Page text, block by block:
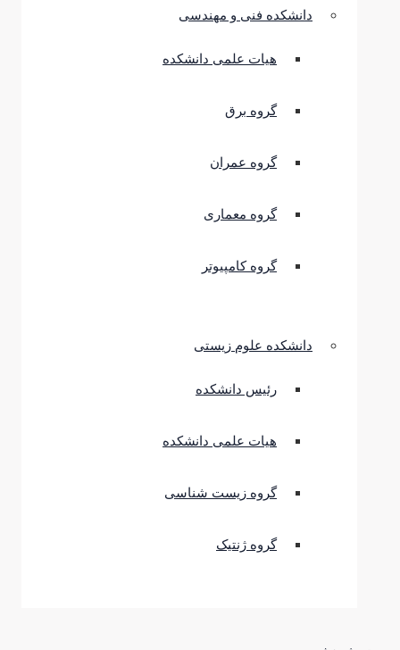
دانشکده فنی و مهندسی
هیات علمی دانشکده
گروه برق
گروه عمران
گروه معماری
گروه کامپیوتر
دانشکده علوم زیستی
رئیس دانشکده
هیات علمی دانشکده
گروه زیست شناسی
گروه ژنتیک